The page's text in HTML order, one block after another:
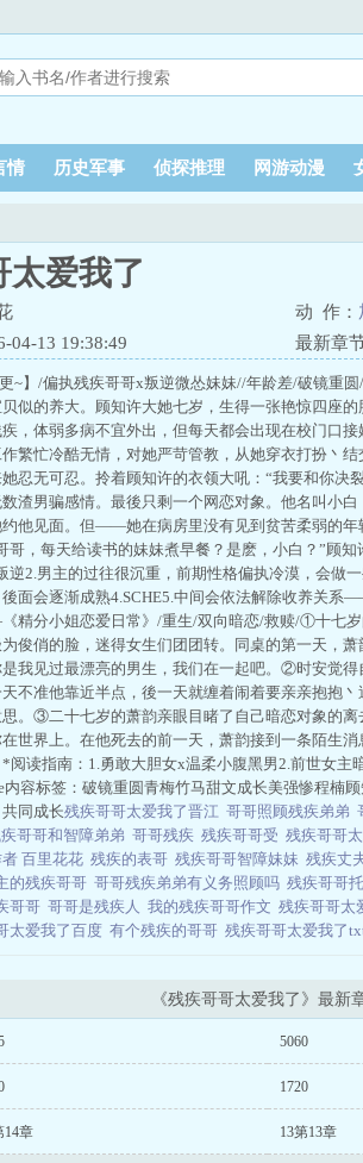
情 历史军事 侦探推理 网游动漫
太爱我了
动 作：
04-13 19:38:49
最新章
~】/偏执残疾哥哥x叛逆微怂妹妹//年龄差/破镜重
似的养大。顾知许大她七岁，生得一张艳惊四座
，体弱多病不宜外出，但每天都会出现在校门口
繁忙冷酷无情，对她严苛管教，从她穿衣打扮丶
忍无可忍。拎着顾知许的衣领大吼：“我要和你
渣男骗感情。最後只剩一个网恋对象。他名叫小
他见面。但——她在病房里没有见到贫苦柔弱的
哥，每天给读书的妹妹煮早餐？是麽，小白？”顾
逆2.男主的过往很沉重，前期性格偏执冷漠，会做
，後面会逐渐成熟4.SCHE5.中间会依法
小姐恋爱日常》/重生/双向暗恋/救赎/①十七岁
俊俏的脸，迷得女生们团团转。同桌的第一天，
我见过最漂亮的男生，我们在一起吧。②时安觉
不准他靠近半点，後一天就缠着闹着要亲亲抱抱
。③二十七岁的萧韵亲眼目睹了自己暗恋对象的
世界上。在他死去的前一天，萧韵接到一条陌生
阅读指南：1.勇敢大胆女x温柔小腹黑男2.前世女
内容标签：破镜重圆青梅竹马甜文成长美强惨程楠
同成长残疾哥哥太爱我了晋江 哥哥照顾残疾弟弟
哥哥和智障弟弟 哥哥残疾 残疾哥哥受 残疾哥哥
百里花花 残疾的表哥 残疾哥哥智障妹妹 残疾丈
的残疾哥哥 哥哥残疾弟弟有义务照顾吗 残疾哥哥
哥哥 哥哥是残疾人 我的残疾哥哥作文 残疾哥哥太
太爱我了百度 有个残疾的哥哥 残疾哥哥太爱我了
《残疾哥哥太爱我了》最新
5060
1720
14章 13第13章